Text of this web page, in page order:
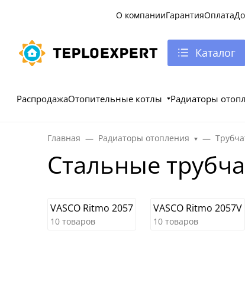
О компанииГарантияОплата
Каталог
РаспродажаОтопительные котлы Радиаторы
Главная Радиаторы отопления
Стальные
VASCO Ritmo 2057
10 товаров
VASCO Ritmo 2057V
10 товаров